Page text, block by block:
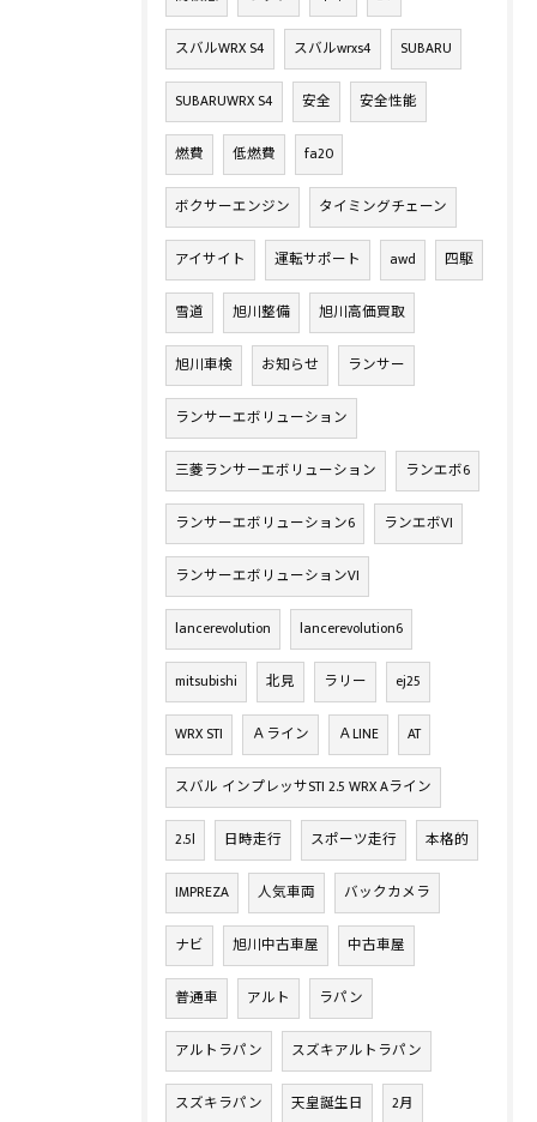
スバルWRX S4 スバルwrxs4 SUBARU
SUBARUWRX S4 安全 安全性能
燃費 低燃費 fa20
ボクサーエンジン タイミングチェーン
アイサイト 運転サポート awd 四駆
雪道 旭川整備 旭川高価買取
旭川車検 お知らせ ランサー
ランサーエボリューション
三菱ランサーエボリューション ランエボ6
ランサーエボリューション6 ランエボVI
ランサーエボリューションVI
lancerevolution lancerevolution6
mitsubishi 北見 ラリー ej25
WRX STI Ａライン ＡLINE AT
スバル インプレッサSTI 2.5 WRX Aライン
2.5l 日時走行 スポーツ走行 本格的
IMPREZA 人気車両 バックカメラ
ナビ 旭川中古車屋 中古車屋
普通車 アルト ラパン
アルトラパン スズキアルトラパン
スズキラパン 天皇誕生日 2月